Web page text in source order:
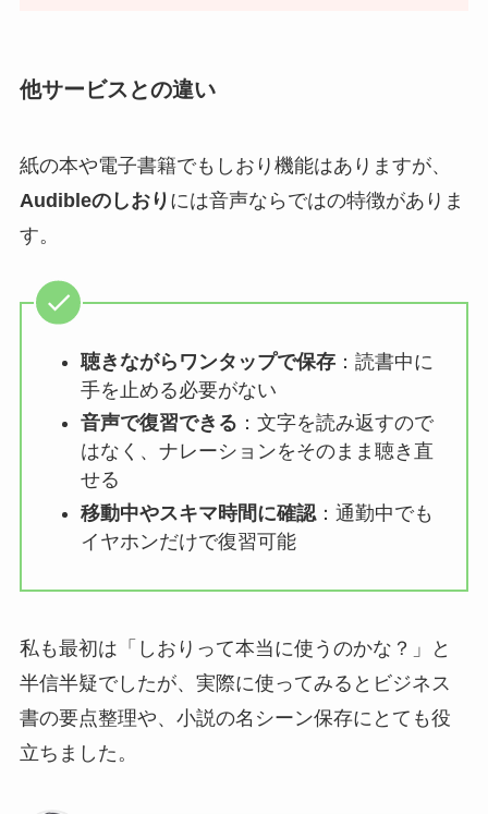
他サービスとの違い
紙の本や電子書籍でもしおり機能はありますが、
Audibleのしおり には音声ならではの特徴がありま
す。
聴きながらワンタップで保存：読書中に
手を止める必要がない
音声で復習できる ：文字を読み返すので
はなく、ナレーションをそのまま聴き直
せる
移動中やスキマ時間に確認：通勤中でも
イヤホンだけで復習可能
私も最初は「しおりって本当に使うのかな？」と
半信半疑でしたが、実際に使ってみるとビジネス
書の要点整理や、小説の名シーン保存にとても役
立ちました。